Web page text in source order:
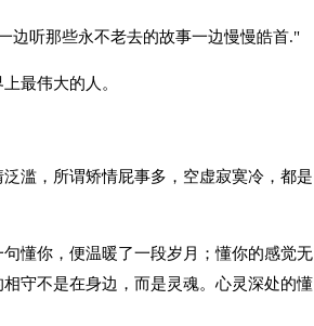
听那些永不老去的故事一边慢慢皓首."
最伟大的人。
滥，所谓矫情屁事多，空虚寂寞冷，都是
懂你，便温暖了一段岁月；懂你的感觉无
守不是在身边，而是灵魂。心灵深处的懂